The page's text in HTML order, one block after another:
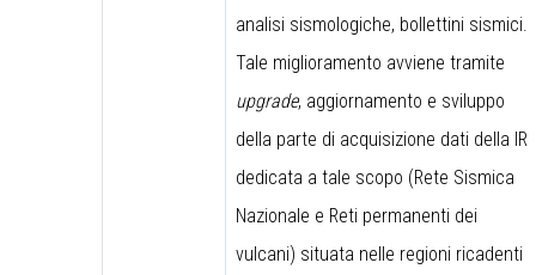
analisi sismologiche, bollettini sismici.
Tale miglioramento avviene tramite
upgrade, aggiornamento e sviluppo
della parte di acquisizione dati della IR
dedicata a tale scopo (Rete Sismica
Nazionale e Reti permanenti dei
vulcani) situata nelle regioni ricadenti